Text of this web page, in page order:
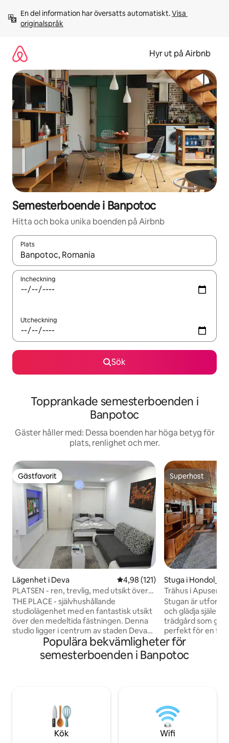
innehåll
En del information har översatts automatiskt. Visa
originalspråk
Hyr ut på Airbnb
Semesterboende i Banpotoc
Hitta och boka unika boenden på Airbnb
Plats
När resultaten är tillgängliga kan du navigera med upp- och
Incheckning
Utcheckning
Sök
Topprankade semesterboenden i
Banpotoc
Gäster håller med: Dessa boenden har höga betyg för
plats, renlighet och mer.
Gästfavorit
Gästfavorit
Lägenhet i Deva 4,98 av 5 i genomsnittligt
4,98 (121)
PLATSEN - ren, trevlig, med utsikt över
fästningen
THE PLACE - självhushållande
studiolägenhet med en fantastisk utsikt
över den medeltida fästningen. Denna
studio ligger i centrum av staden Deva
och erbjuder den komfort du alltid har
önskat dig. Ren, elegant, intim! Det är de
egenskaper som vägleder oss för att
mikrovågsugn med grill, kaffebryggare,
vattenkokare, brödrost) - badrum med
modern duschkabin (regndusch +
flexibel dusch, hårtork, handdukar,
Superhost
Superhost
Stuga i Hondol_
us
Trähus i Apuseni
bergsutsikt
Stugan är
och glädja själen;
trädgård som ger
perfekt för en
eftersom den
upplevelse av att
På boendet finns
åtskilda; jag bor i
Bubbelpoolen är
debiteras separat.
Populära bekvämligheter för
semesterboenden i Banpotoc
Kök Wifi